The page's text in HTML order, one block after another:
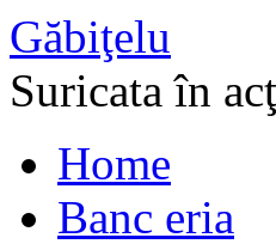
Găbiţelu
Suricata în
Home
Banc eria